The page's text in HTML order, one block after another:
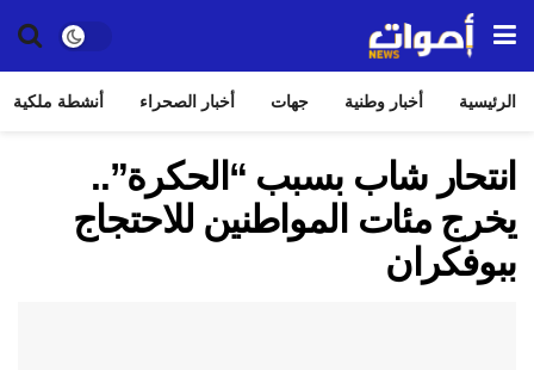
الرئيسية أخبار وطنية جهات أخبار الصحراء أنشطة ملكية
انتحار شاب بسبب “الحكرة”..
يخرج مئات المواطنين للاحتجاج
ببوفكران